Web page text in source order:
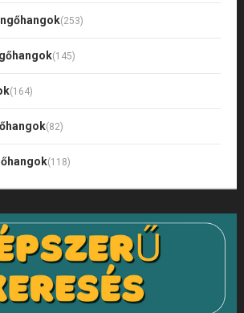
(253)
(145)
(164)
(82)
(118)